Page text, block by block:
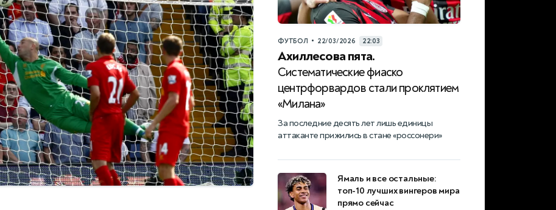
ФУТБОЛ • 22/03/2026 22:03
Ахиллесова пята.
Систематические фиаско
центрфорвардов стали проклятием
«Милана»
За последние десять лет лишь единицы
аттаканте прижились в стане «россонери»
Ямаль и все остальные:
топ-10 лучших вингеров мира
прямо сейчас